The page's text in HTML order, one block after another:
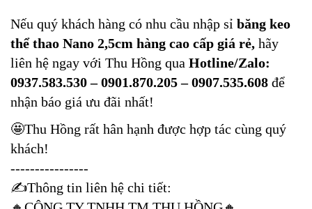
Nếu quý khách hàng có nhu cầu nhập sỉ băng keo
thể thao Nano 2,5cm hàng cao cấp giá rẻ, hãy
liên hệ ngay với Thu Hồng qua Hotline/Zalo:
0937.583.530 – 0901.870.205 – 0907.535.608 để
nhận báo giá ưu đãi nhất!
🤩Thu Hồng rất hân hạnh được hợp tác cùng quý
khách!
----------------
✍️Thông tin liên hệ chi tiết: